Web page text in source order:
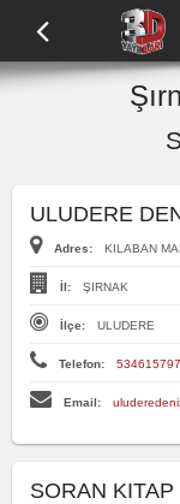
ULUDERE
Adres: KILABAN
İl: ŞIRNAK
İlçe: ULUDERE
Telefon:
Email:
SORAN